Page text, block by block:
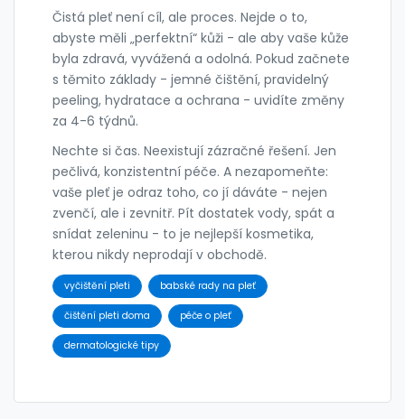
Čistá pleť není cíl, ale proces. Nejde o to,
abyste měli „perfektní“ kůži - ale aby vaše kůže
byla zdravá, vyvážená a odolná. Pokud začnete
s těmito základy - jemné čištění, pravidelný
peeling, hydratace a ochrana - uvidíte změny
za 4-6 týdnů.
Nechte si čas. Neexistují zázračné řešení. Jen
pečlivá, konzistentní péče. A nezapomeňte:
vaše pleť je odraz toho, co jí dáváte - nejen
zvenčí, ale i zevnitř. Pít dostatek vody, spát a
snídat zeleninu - to je nejlepší kosmetika,
kterou nikdy neprodají v obchodě.
vyčištění pleti babské rady na pleť
čištění pleti doma péče o pleť
dermatologické tipy